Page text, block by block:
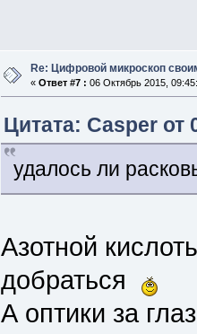
Re: Цифровой микроскоп
« Ответ #7 : 06 Октябрь 2015,
Цитата: Casper от
удалось ли
Азотной
добраться
А оптики за